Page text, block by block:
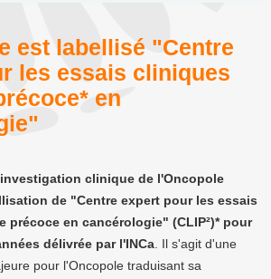
est labellisé "Centre
les essais cliniques
en
clinique de l'Oncopole
de "Centre expert pour les essais
précoce en cancérologie" (CLIP²)* pour
délivrée par l'INCa . Il s'agit d'une
pour l'Oncopole traduisant sa